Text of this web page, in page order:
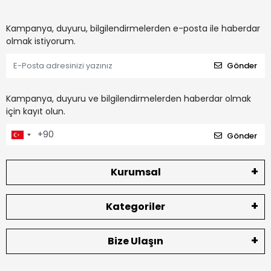
Kampanya, duyuru, bilgilendirmelerden e-posta ile haberdar
olmak istiyorum.
Gönder
Kampanya, duyuru ve bilgilendirmelerden haberdar olmak
için kayıt olun.
Gönder
Kurumsal
Kategoriler
Bize Ulaşın